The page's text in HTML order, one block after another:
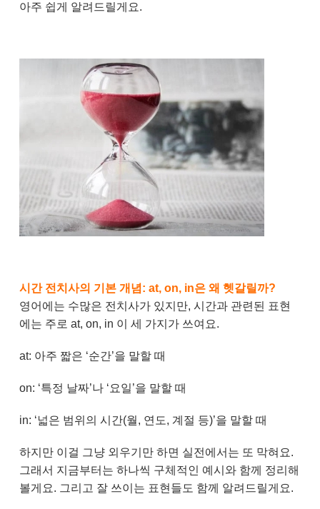
아주 쉽게 알려드릴게요.
시간 전치사의 기본 개념: at, on, in은 왜 헷갈릴까?
영어에는 수많은 전치사가 있지만, 시간과 관련된 표현
에는 주로 at, on, in 이 세 가지가 쓰여요.
at: 아주 짧은 ‘순간’을 말할 때
on: ‘특정 날짜’나 ‘요일’을 말할 때
in: ‘넓은 범위의 시간(월, 연도, 계절 등)’을 말할 때
하지만 이걸 그냥 외우기만 하면 실전에서는 또 막혀요.
그래서 지금부터는 하나씩 구체적인 예시와 함께 정리해
볼게요. 그리고 잘 쓰이는 표현들도 함께 알려드릴게요.